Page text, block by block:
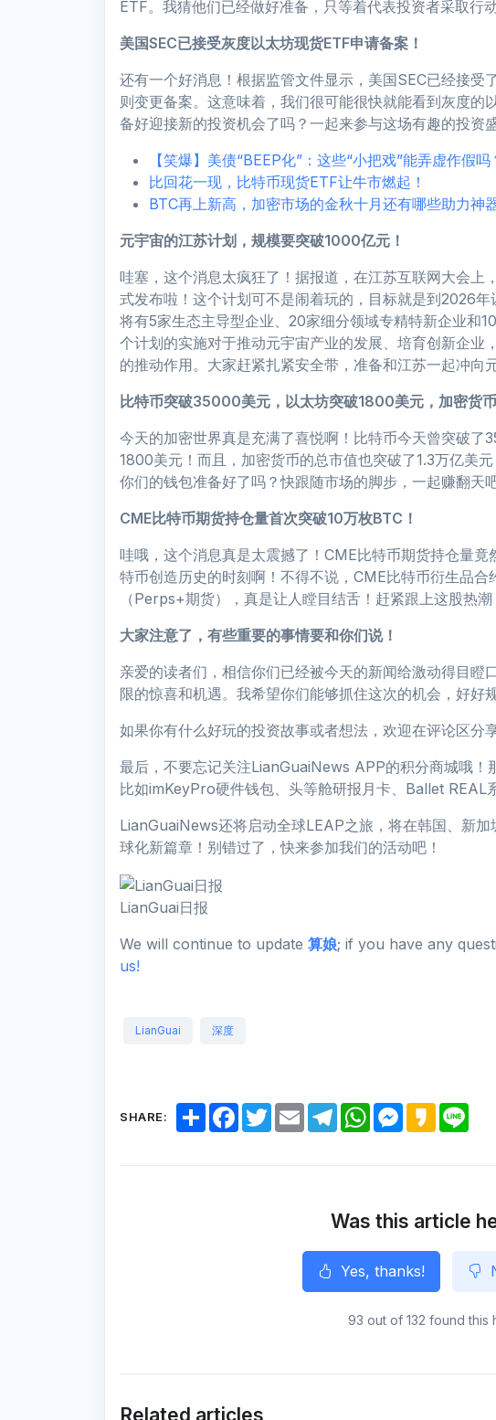
ETF。我猜他们已经做好准备，只等着代表投资者采取行
美国SEC已接受灰度以太坊现货ETF申请备案！
还有一个好消息！根据监管文件显示，美国SEC已经接
则变更备案。这意味着，我们很可能很快就能看到灰度的
备好迎接新的投资机会了吗？一起来参与这场有趣的投资
【笑爆】美债“BEEP化”：这些“小把戏”能弄虚作假吗
比回花一现，比特币现货ETF让牛市燃起！
BTC再上新高，加密市场的金秋十月还有哪些助力神
元宇宙的江苏计划，规模要突破1000亿元！
哇塞，这个消息太疯狂了！据报道，在江苏互联网大会上
式发布啦！这个计划可不是闹着玩的，目标就是到2026
将有5家生态主导型企业、20家细分领域专精特新企业和
个计划的实施对于推动元宇宙产业的发展、培育创新企业
的推动作用。大家赶紧扎紧安全带，准备和江苏一起冲向
比特币突破35000美元，以太坊突破1800美元，加密货
今天的加密世界真是充满了喜悦啊！比特币今天曾突破了
1800美元！而且，加密货币的总市值也突破了1.3万亿美
你们的钱包准备好了吗？快跟随市场的脚步，一起赚翻天
CME比特币期货持仓量首次突破10万枚BTC！
哇哦，这个消息真是太震撼了！CME比特币期货持仓量
特币创造历史的时刻啊！不得不说，CME比特币衍生品合
（Perps+期货），真是让人瞠目结舌！赶紧跟上这股热
大家注意了，有些重要的事情要和你们说！
亲爱的读者们，相信你们已经被今天的新闻给激动得目瞪
限的惊喜和机遇。我希望你们能够抓住这次的机会，好好
如果你有什么好玩的投资故事或者想法，欢迎在评论区分
最后，不要忘记关注LianGuaiNews APP的积分商城哦！
比如imKeyPro硬件钱包、头等舱研报月卡、Ballet REAL
LianGuaiNews还将启动全球LEAP之旅，将在韩国、新
球化新篇章！别错过了，快来参加我们的活动吧！
LianGuai日报
We will continue to update 算娘; if you have any
us!
LianGuai 深度
SHARE:
S
h
F
a
T
w
E
m
T
e
m
W
h
p
M
r
K
a
Was this article
Yes, thanks!
93 out of 132 found this
Related articles